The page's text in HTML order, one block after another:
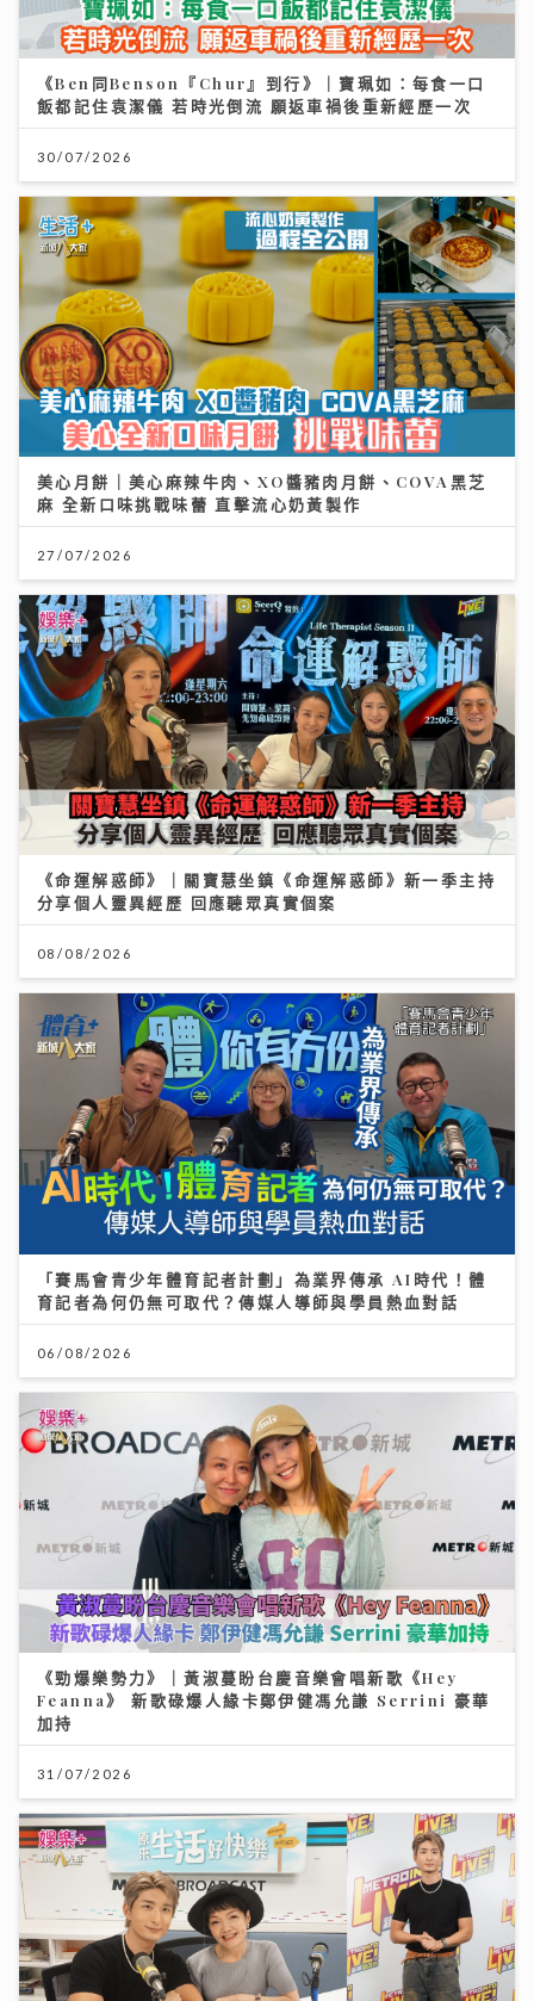
《Ben同Benson『Chur』到行》｜寶珮如：每食一口
飯都記住袁潔儀 若時光倒流 願返車禍後重新經歷一次
30/07/2026
美心月餅｜美心麻辣牛肉、XO醬豬肉月餅、COVA黑芝
麻 全新口味挑戰味蕾 直擊流心奶黃製作
27/07/2026
《命運解惑師》｜關寶慧坐鎮《命運解惑師》新一季主持
分享個人靈異經歷 回應聽眾真實個案
08/08/2026
「賽馬會青少年體育記者計劃」為業界傳承 AI時代！體
育記者為何仍無可取代？傳媒人導師與學員熱血對話
06/08/2026
《勁爆樂勢力》｜黃淑蔓盼台慶音樂會唱新歌《Hey
Feanna》 新歌碌爆人緣卡鄭伊健馮允謙 Serrini 豪華
加持
31/07/2026